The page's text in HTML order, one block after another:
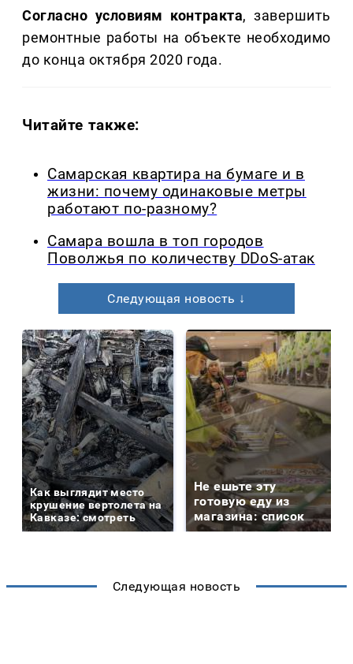
Согласно условиям контракта, завершить
ремонтные работы на объекте необходимо
до конца октября 2020 года.
Читайте также:
Самарская квартира на бумаге и в
жизни: почему одинаковые метры
работают по-разному?
Самара вошла в топ городов
Поволжья по количеству DDoS-атак
Следующая новость ↓
Как выглядит место
крушение вертолета на
Кавказе: смотреть
Не ешьте эту
готовую еду из
магазина: список
Следующая новость